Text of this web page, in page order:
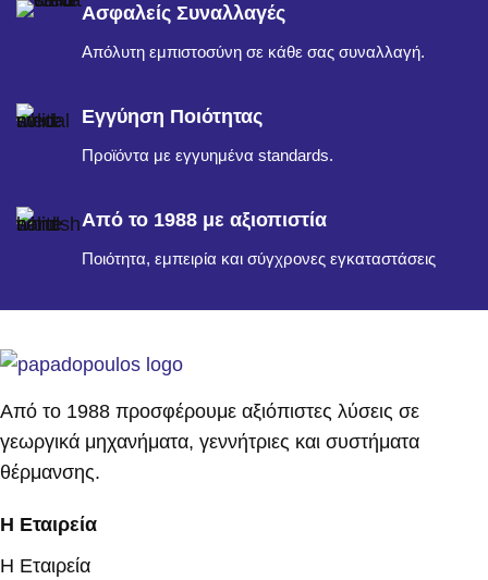
Ασφαλείς Συναλλαγές
Απόλυτη εμπιστοσύνη σε κάθε σας συναλλαγή.
Εγγύηση Ποιότητας
Προϊόντα με εγγυημένα standards.
Από το 1988 με αξιοπιστία
Ποιότητα, εμπειρία και σύγχρονες εγκαταστάσεις
Από το 1988 προσφέρουμε αξιόπιστες λύσεις σε
γεωργικά μηχανήματα, γεννήτριες και συστήματα
θέρμανσης.
Η Εταιρεία
Η Εταιρεία